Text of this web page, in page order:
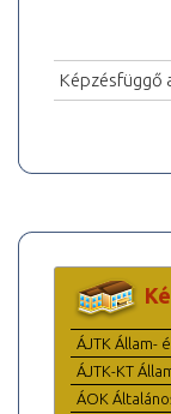
Képzésfüggő
ÁJTK Állam-
ÁJTK-KT
ÁOK